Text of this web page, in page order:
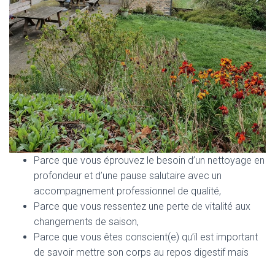
Parce que vous éprouvez le besoin d’un nettoyage en
profondeur et d’une pause salutaire avec un
accompagnement professionnel de qualité,
Parce que vous ressentez une perte de vitalité aux
changements de saison,
Parce que vous êtes conscient(e) qu’il est important
de savoir mettre son corps au repos digestif mais